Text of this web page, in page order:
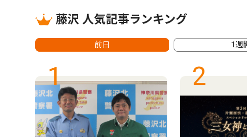
藤沢 人気記事ランキング
前日 1週
1 2